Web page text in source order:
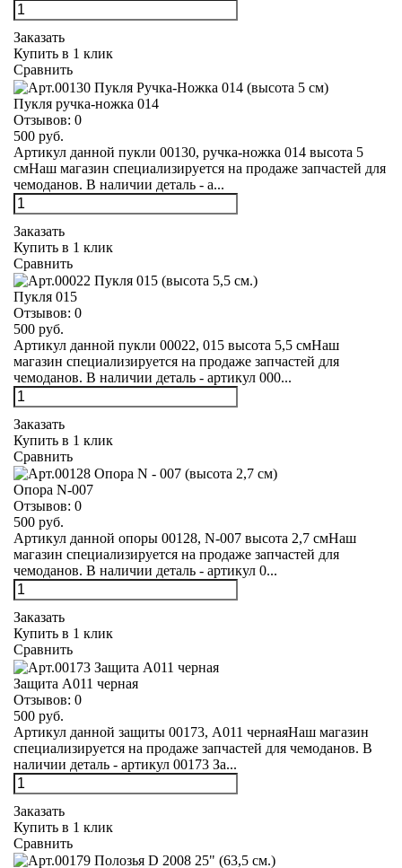
Заказать
Купить в 1 клик
Сравнить
Пукля ручка-ножка 014
Отзывов: 0
500 руб.
Артикул данной пукли 00130, ручка-ножка 014 высота 5
смНаш магазин специализируется на продаже запчастей для
чемоданов. В наличии деталь - а...
Заказать
Купить в 1 клик
Сравнить
Пукля 015
Отзывов: 0
500 руб.
Артикул данной пукли 00022, 015 высота 5,5 смНаш
магазин специализируется на продаже запчастей для
чемоданов. В наличии деталь - артикул 000...
Заказать
Купить в 1 клик
Сравнить
Опора N-007
Отзывов: 0
500 руб.
Артикул данной опоры 00128, N-007 высота 2,7 смНаш
магазин специализируется на продаже запчастей для
чемоданов. В наличии деталь - артикул 0...
Заказать
Купить в 1 клик
Сравнить
Защита А011 черная
Отзывов: 0
500 руб.
Артикул данной защиты 00173, А011 чернаяНаш магазин
специализируется на продаже запчастей для чемоданов. В
наличии деталь - артикул 00173 За...
Заказать
Купить в 1 клик
Сравнить